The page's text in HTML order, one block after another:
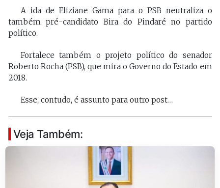
A ida de Eliziane Gama para o PSB neutraliza o
também pré-candidato Bira do Pindaré no partido
político.
Fortalece também o projeto político do senador
Roberto Rocha (PSB), que mira o Governo do Estado em
2018.
Esse, contudo, é assunto para outro post…
Veja Também: